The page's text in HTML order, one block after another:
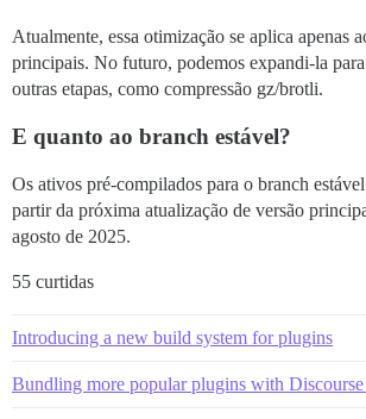
Atualmente, essa otimização se aplica apenas
principais. No futuro, podemos expandi-la
outras etapas, como compressão gz/brotli.
E quanto ao branch estável?
Os ativos pré-compilados para o branch
partir da próxima atualização de versão
agosto de 2025.
55 curtidas
Introducing a new build system for plugins
Bundling more popular plugins with Discourse